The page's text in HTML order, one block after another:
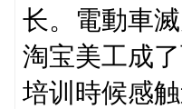
长。電動車
淘宝美工成
培训時候感